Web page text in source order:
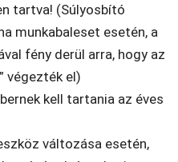
tartva! (Súlyosbító
munkabaleset esetén, a
fény derül arra, hogy az
végezték el)
kell tartania az éves
változása esetén,